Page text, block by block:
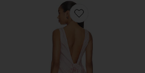
Favorite NAZIA 가운